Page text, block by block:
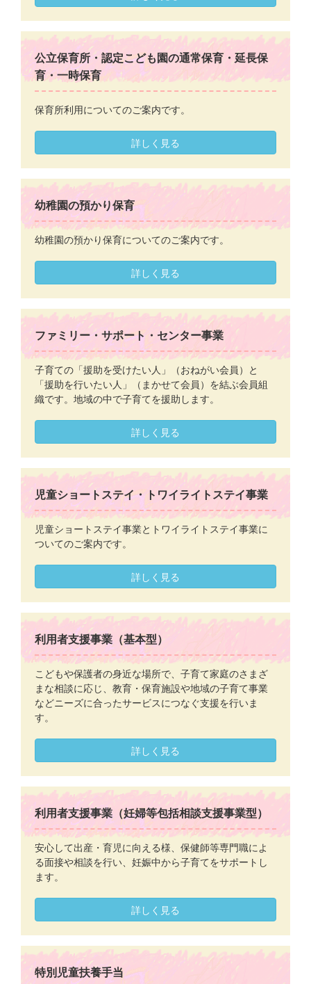
公立保育所・認定こども園の通常保育・延長保
育・一時保育
保育所利用についてのご案内です。
詳しく見る
幼稚園の預かり保育
幼稚園の預かり保育についてのご案内です。
詳しく見る
ファミリー・サポート・センター事業
子育ての「援助を受けたい人」（おねがい会員）と
「援助を行いたい人」（まかせて会員）を結ぶ会員組
織です。地域の中で子育てを援助します。
詳しく見る
児童ショートステイ・トワイライトステイ事業
児童ショートステイ事業とトワイライトステイ事業に
ついてのご案内です。
詳しく見る
利用者支援事業（基本型）
こどもや保護者の身近な場所で、子育て家庭のさまざ
まな相談に応じ、教育・保育施設や地域の子育て事業
などニーズに合ったサービスにつなぐ支援を行いま
す。
詳しく見る
利用者支援事業（妊婦等包括相談支援事業型）
安心して出産・育児に向える様、保健師等専門職によ
る面接や相談を行い、妊娠中から子育てをサポートし
ます。
詳しく見る
特別児童扶養手当